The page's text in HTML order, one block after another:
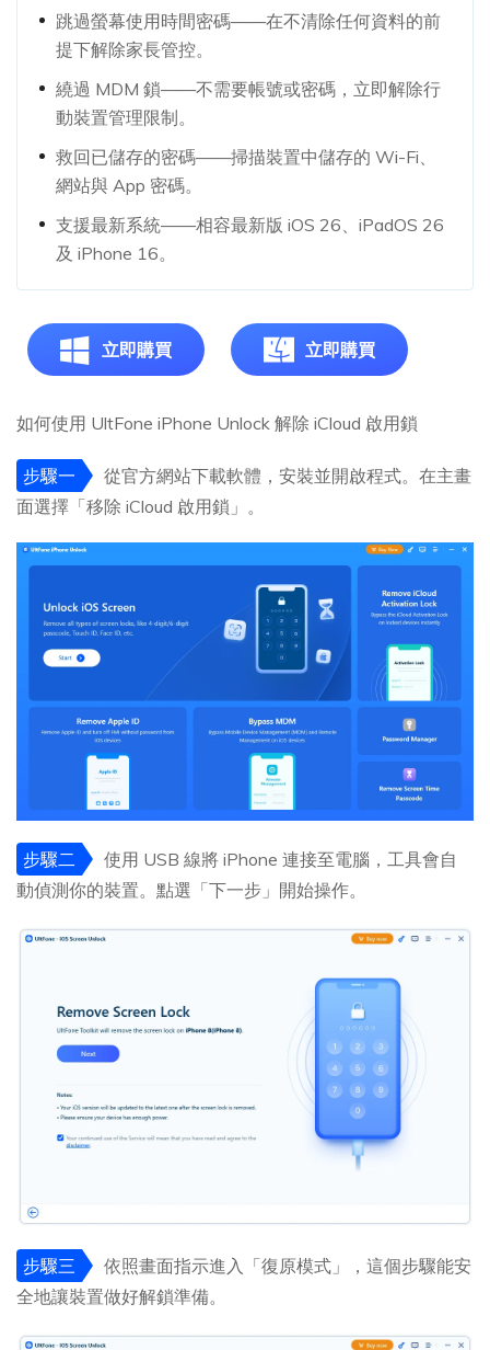
跳過螢幕使用時間密碼——在不清除任何資料的前
提下解除家長管控。
繞過 MDM 鎖——不需要帳號或密碼，立即解除行
動裝置管理限制。
救回已儲存的密碼——掃描裝置中儲存的 Wi-Fi、
網站與 App 密碼。
支援最新系統——相容最新版 iOS 26、iPadOS 26
及 iPhone 16。
立即購買 立即購買
如何使用 UltFone iPhone Unlock 解除 iCloud 啟用鎖
步驟一
從官方網站下載軟體，安裝並開啟程式。在主畫
面選擇「移除 iCloud 啟用鎖」。
步驟二
使用 USB 線將 iPhone 連接至電腦，工具會自
動偵測你的裝置。點選「下一步」開始操作。
步驟三
依照畫面指示進入「復原模式」，這個步驟能安
全地讓裝置做好解鎖準備。